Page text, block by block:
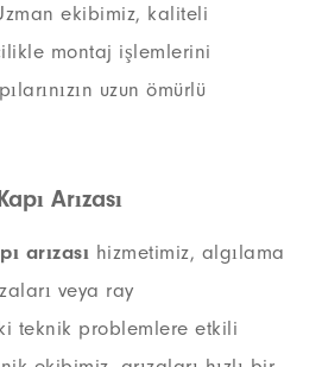
ekibimiz, kaliteli
montaj işlemlerini
uzun ömürlü
Arızası
arızası hizmetimiz, algılama
veya ray
teknik problemlere etkili